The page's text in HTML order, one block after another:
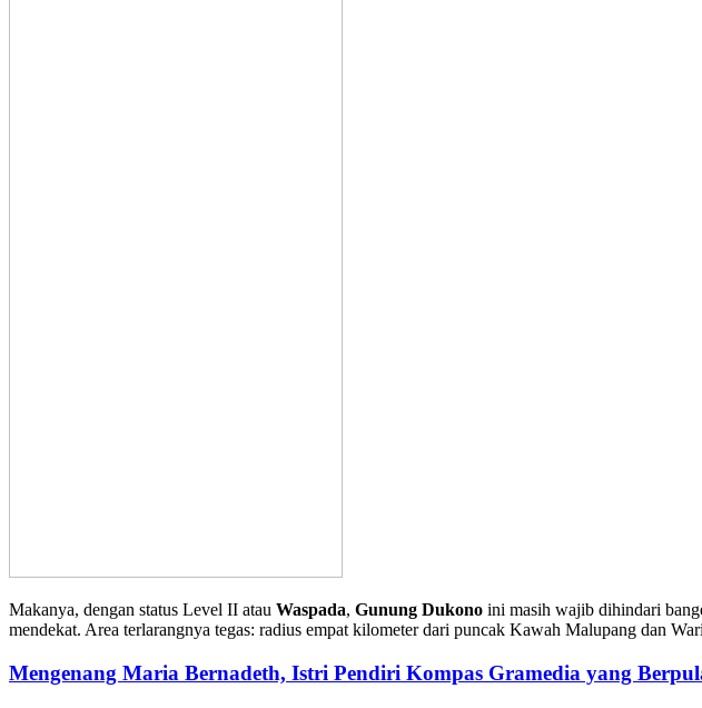
Makanya, dengan status Level II atau Waspada, Gunung Dukono ini masih wajib dihindari
mendekat. Area terlarangnya tegas: radius empat kilometer dari puncak Kawah Malupang dan
Mengenang Maria Bernadeth, Istri Pendiri Kompas Gramedia yang